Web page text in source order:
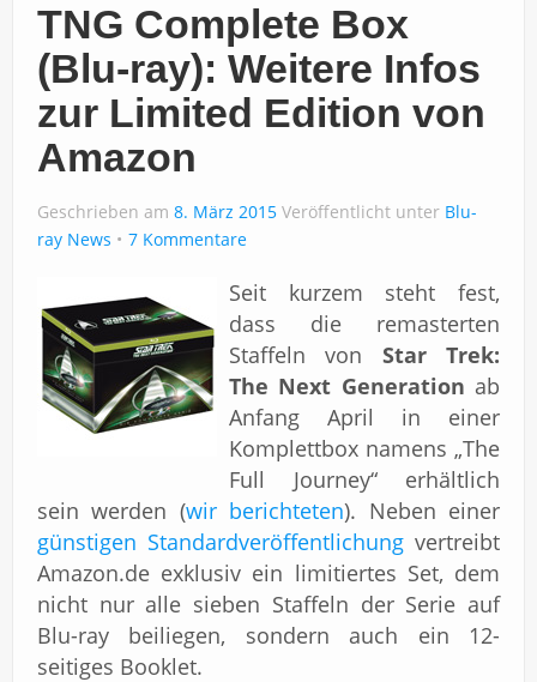
TNG Complete Box
(Blu-ray): Weitere Infos
zur Limited Edition von
Amazon
Geschrieben am 8. März 2015 Veröffentlicht unter Blu-
ray News
7 Kommentare
Seit kurzem steht fest,
dass die remasterten
Staffeln von Star Trek:
The Next Generation ab
Anfang April in einer
Komplettbox namens „The
Full Journey“ erhältlich
sein werden (wir berichteten). Neben einer
günstigen Standardveröffentlichung vertreibt
Amazon.de exklusiv ein limitiertes Set, dem
nicht nur alle sieben Staffeln der Serie auf
Blu-ray beiliegen, sondern auch ein 12-
seitiges Booklet.